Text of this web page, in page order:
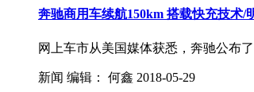
奔驰商用车续航150km 搭载快充技术/
网上车市从美国媒体获悉，奔驰公布
新闻 编辑： 何鑫 2018-05-29